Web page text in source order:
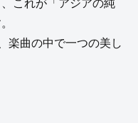
これが「アジアの純
楽曲の中で一つの美し